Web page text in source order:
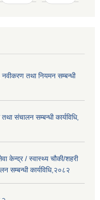
तथा नियमन सम्बन्धी
संचालन सम्बन्धी कार्यविधि‚
केन्द्र / स्वास्थ्य चौकी/शहरी
सम्बन्धी कार्यविधि,२०८२